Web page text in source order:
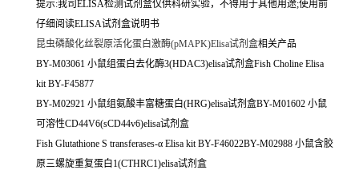
提示:我司ELISA检测试剂盒仅供科研实验，不得用于其他用途;使用前
仔细阅读ELISA试剂盒说明书
昆虫磷酸化丝裂原活化蛋白激酶(pMAPK)Elisa试剂盒相关产品
BY-M03061 小鼠组蛋白去化酶3(HDAC3)elisa试剂盒Fish Choline Elisa
kit BY-F45877
BY-M02921 小鼠组氨酸丰富糖蛋白(HRG)elisa试剂盒BY-M01602 小鼠
可溶性CD44V6(sCD44v6)elisa试剂盒
Fish Glutathione S transferases-α Elisa kit BY-F46022BY-M02988 小鼠含胶
原三螺旋重复蛋白1(CTHRC1)elisa试剂盒